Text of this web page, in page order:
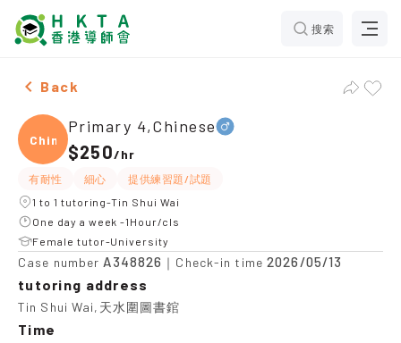
搜索
Male Primary 4,Chinese，Tin Shui Wai Tuition
Back
Chine
Primary 4,Chinese
$250/hr
有耐性 細心
提供練習題/試題
1 to 1 tutoring-Tin Shui Wai
One day a week -1Hour/cls
Female tutor-University
Case number A348826 ｜Check-in time2026/05/13
tutoring address
Tin Shui Wai,天水圍圖書錧
Time